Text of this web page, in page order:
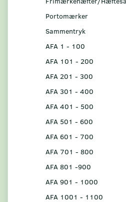
Portomærker
Sammentryk
AFA 1 - 100
AFA 101 - 200
AFA 201 - 300
AFA 301 - 400
AFA 401 - 500
AFA 501 - 600
AFA 601 - 700
AFA 701 - 800
AFA 801 -900
AFA 901 - 1000
AFA 1001 - 1100